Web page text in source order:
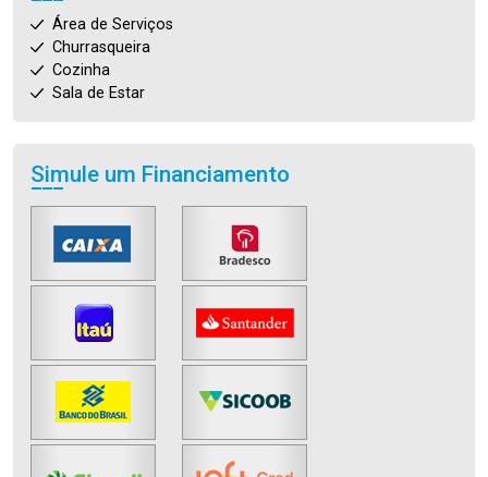
Área de Serviços
Churrasqueira
Cozinha
Sala de Estar
Simule um Financiamento